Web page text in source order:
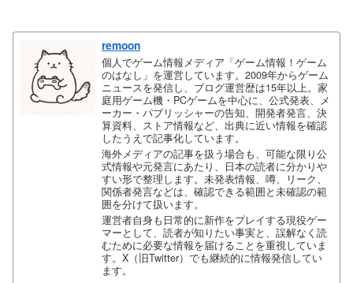
remoon
個人でゲーム情報メディア「ゲーム情報！ゲーム
のはなし」を運営しています。2009年からゲーム
ニュースを発信し、ブログ運営歴は15年以上。家
庭用ゲーム機・PCゲームを中心に、公式発表、メ
ーカー・パブリッシャーの告知、開発者発言、決
算資料、ストア情報など、出典に近い情報を確認
したうえで記事化しています。
海外メディアの記事を扱う場合も、可能な限り公
式情報や元発言にあたり、日本の読者に分かりや
すい形で整理します。未発表情報、噂、リーク、
関係者発言などは、確認できる範囲と未確認の範
囲を分けて扱います。
運営者自身も日常的に新作をプレイする現役ゲー
マーとして、読者が知りたい事実と、誤解なく読
むために必要な情報を届けることを重視していま
す。X（旧Twitter）でも継続的に情報発信してい
ます。